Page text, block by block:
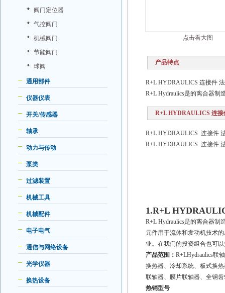
阀门定位器
气控阀门
机械阀门
节能阀门
球阀
通用部件
仪器仪表
开关/传感器
轴承
动力与传动
泵类
过滤装置
机械工具
机械配件
电子电气
通信与网络设备
光学仪器
换热设备
点击看大图
产品特点
R+L HYDRAULICS 连接件
R+L Hydraulics是的离合器制
R+L HYDRAULICS 连接
R+L HYDRAULICS 连接件
R+L HYDRAULICS 连接件
1.R+L
R+L Hydraulics是的离合器制
元件用于流体和发动机技术
业。在我们的投资组合也可
产品范围：R+LHydraulics联
换热器、冷却系统、板式换
联轴器、膜片联轴器、全钢
热销型号